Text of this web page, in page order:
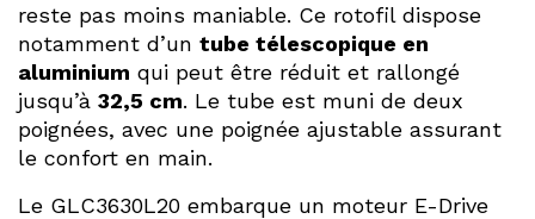
reste pas moins maniable. Ce rotofil dispose
notamment d’un tube télescopique en
aluminium qui peut être réduit et rallongé
jusqu’à 32,5 cm. Le tube est muni de deux
poignées, avec une poignée ajustable assurant
le confort en main.
Le GLC3630L20 embarque un moteur E-Drive